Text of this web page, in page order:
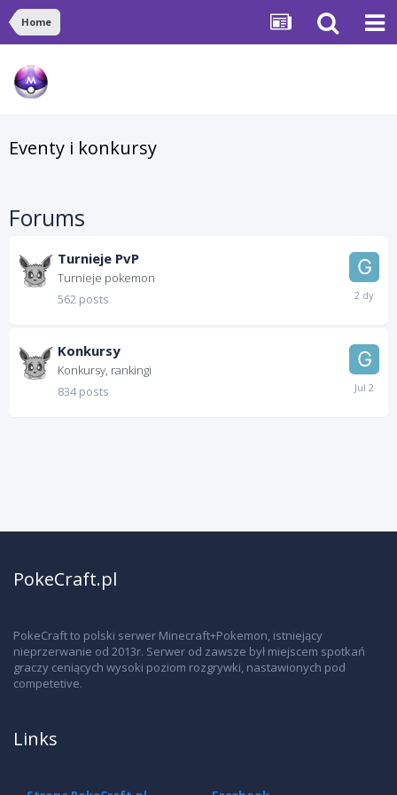
Home
Eventy i konkursy
Forums
Turnieje PvP
Turnieje pokemon
562 posts
Tuesday
Konkursy
Konkursy, rankingi
834 posts
July
2
PokeCraft.pl
PokeCraft to polski serwer Minecraft+Pokemon, istniejący
nieprzerwanie od 2013r. Serwer od zawsze był miejscem spotkań
graczy ceniących wysoki poziom rozgrywki, nastawionych pod
competetive.
Links